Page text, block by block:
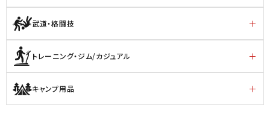
武道・格闘技
トレーニング・ジム/カジュアル
キャンプ用品